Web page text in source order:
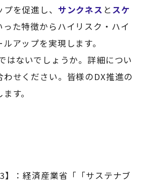
を促進し、 サンクネス とスケ
った特徴からハイリスク・ハイ
アップを実現します。
はないでしょうか。詳細につい
せください。皆様のDX推進の
す。
】：経済産業省「「サステナブ